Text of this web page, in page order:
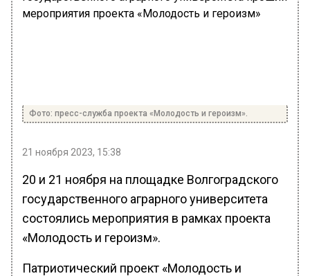
Фото: пресс-служба проекта «Молодость и героизм».
21 ноября 2023, 15:38
20 и 21 ноября на площадке Волгоградского
государственного аграрного университета
состоялись мероприятия в рамках проекта
«Молодость и героизм».
Патриотический проект «Молодость и